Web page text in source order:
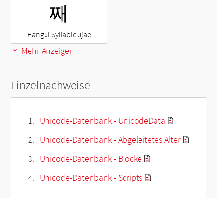
째
Hangul Syllable Jjae
Mehr Anzeigen
Einzelnachweise
Unicode-Datenbank - UnicodeData
Unicode-Datenbank - Abgeleitetes Alter
Unicode-Datenbank - Blöcke
Unicode-Datenbank - Scripts